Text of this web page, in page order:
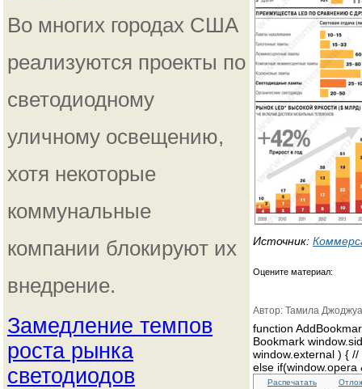
Во многих городах США
реализуются проекты по
светодиодному
уличному освещению,
хотя некоторые
коммунальные
компании блокируют их
внедрение.
Замедление темпов
роста рынка
светодиодов
Источник:
Оцените материал:
Автор: Тамила
function
Bookmark
window.external ) {
else
Распечатать